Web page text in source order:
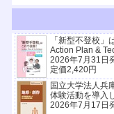
「新型不登校」
Action Plan &
2026年7月31日
定価2,420円
国立大学法人
体験活動を導入
2026年7月17